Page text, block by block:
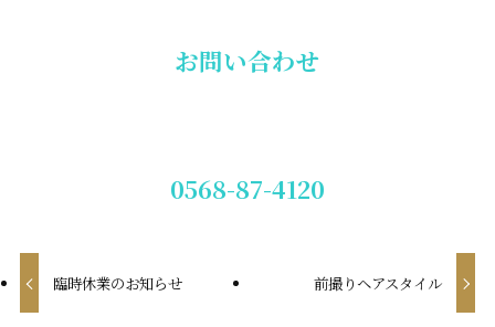
お問い合わせ
0568-87-4120
臨時休業のお知らせ 前撮りヘアスタイル